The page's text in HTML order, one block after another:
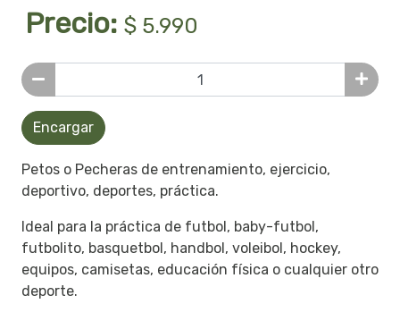
Precio: $ 5.990
Encargar
Petos o Pecheras de entrenamiento, ejercicio,
deportivo, deportes, práctica.
Ideal para la práctica de futbol, baby-futbol,
futbolito, basquetbol, handbol, voleibol, hockey,
equipos, camisetas, educación física o cualquier otro
deporte.